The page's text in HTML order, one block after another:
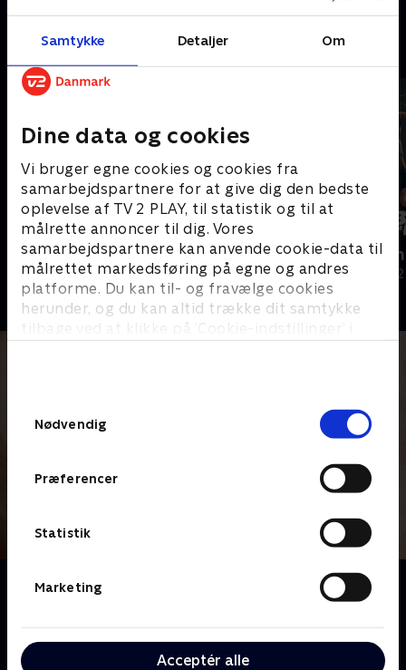
Samtykke Detaljer Om
Dine data og cookies
Vi bruger egne cookies og cookies fra
samarbejdspartnere for at give dig den bedste
oplevelse af TV 2 PLAY, til statistik og til at
målrette annoncer til dig. Vores
samarbejdspartnere kan anvende cookie-data til
målrettet markedsføring på egne og andres
platforme. Du kan til- og fravælge cookies
herunder, og du kan altid trække dit samtykke
tilbage ved at klikke på ’Cookie-indstillinger’ i
Nødvendig
Præferencer
Statistik
Marketing
Acceptér alle
Andre så også
Pigerne på psyk
Dokumentar • 1 sæsoner
Balladen
Dokumentar •
Om Sussi uden Leo
Sussi og Leo er et fænomen i dansk pop. I februar
karrieren til stor glæde for hendes publikum.